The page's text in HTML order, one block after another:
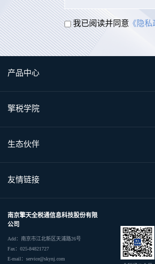
我已阅读并同意《隐私
产品中心
擎税学院
生态伙伴
友情链接
南京擎天全税通信息科技股份有限
公司
Add：南京市江北新区天浦路26号
Fax：025-84821727
E-mail：service@skynj.com